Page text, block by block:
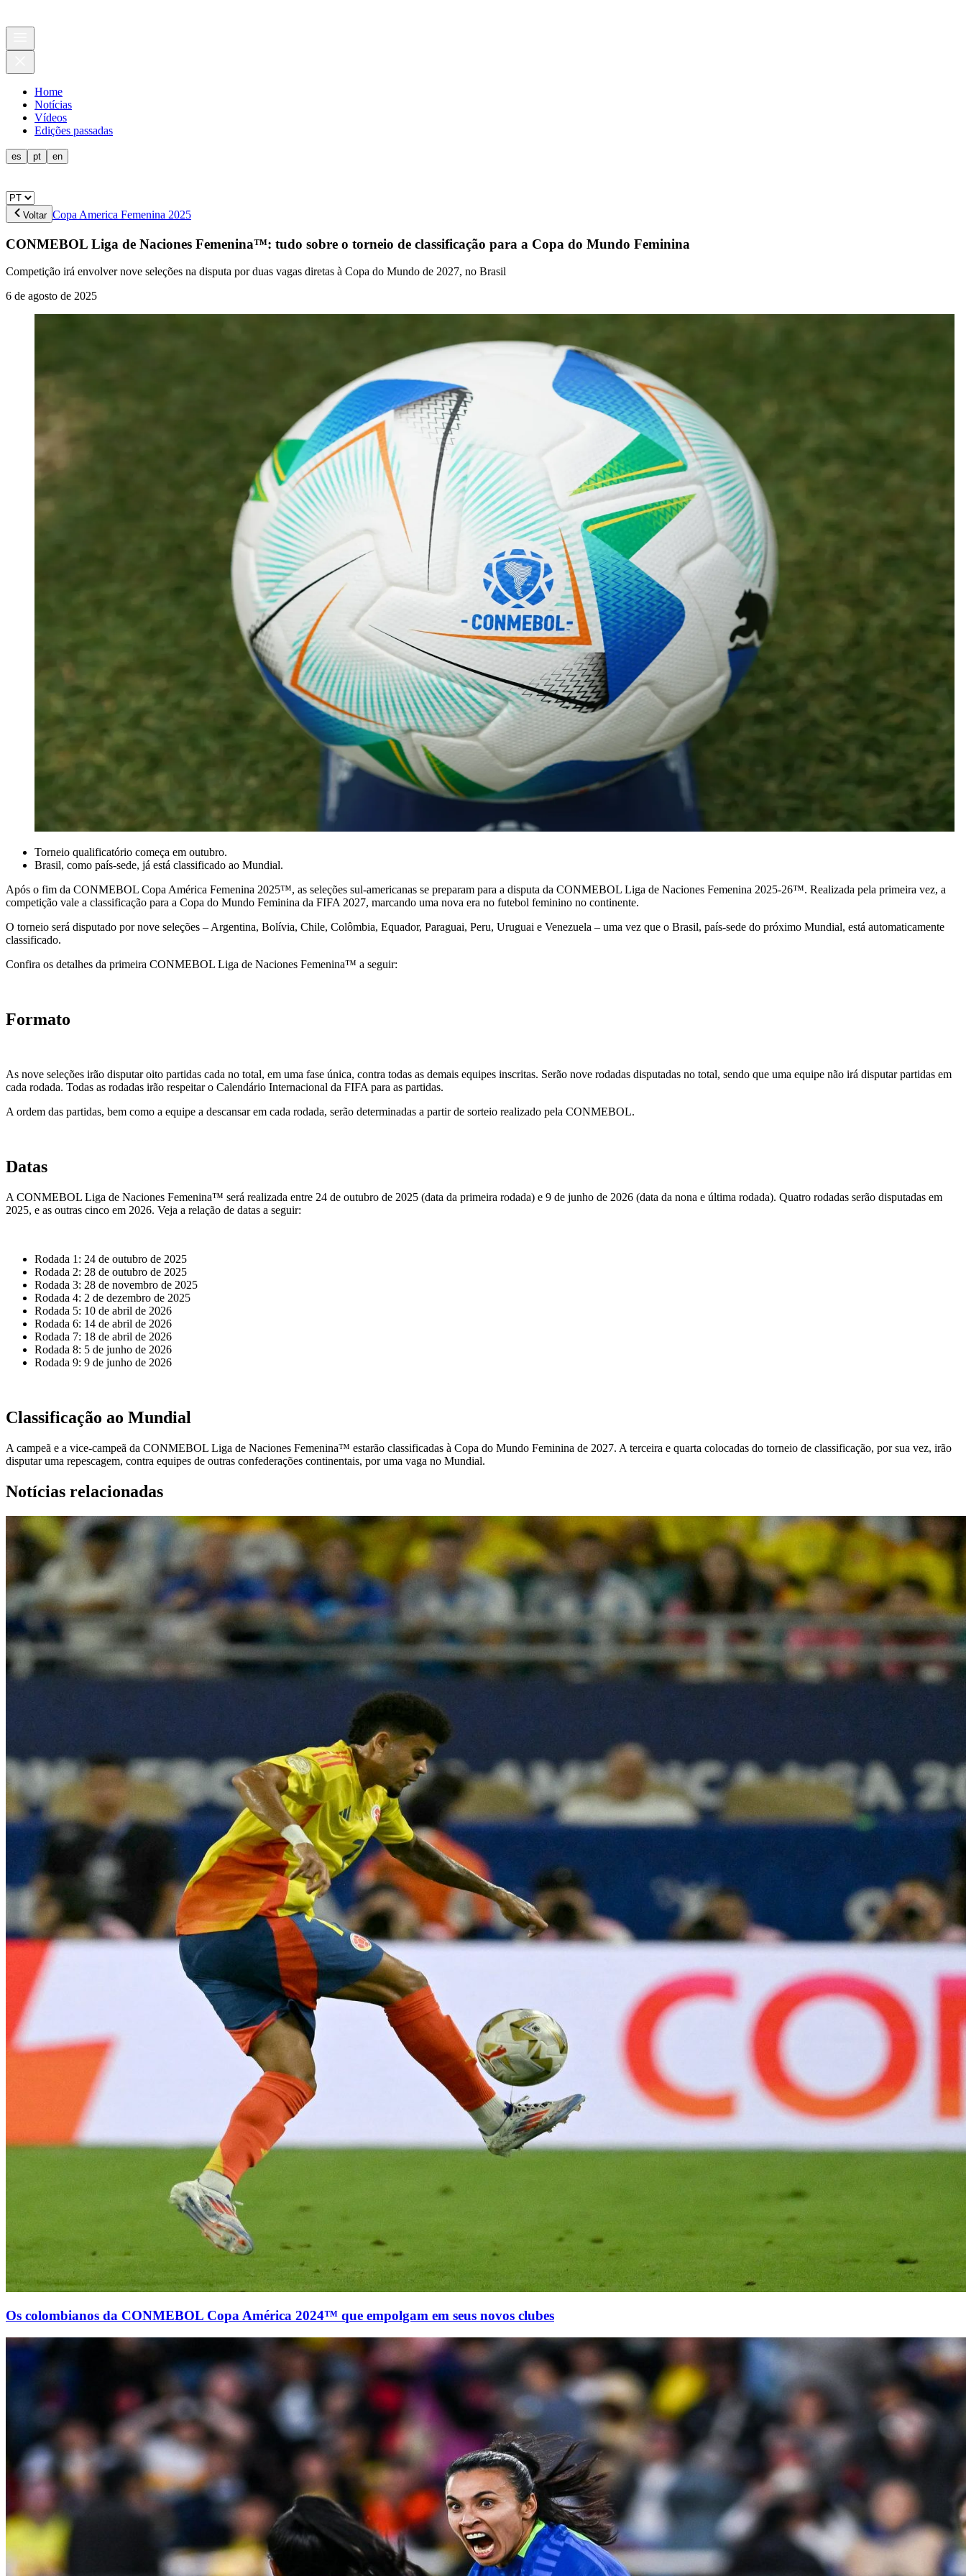
Home
Notícias
Vídeos
Edições passadas
es pt en
Voltar Copa America Femenina 2025
CONMEBOL Liga de Naciones Femenina™: tudo sobre o torneio de classificação para a Copa do Mundo Feminina
Competição irá envolver nove seleções na disputa por duas vagas diretas à Copa do Mundo de 2027, no Brasil
6 de agosto de 2025
Torneio qualificatório começa em outubro.
Brasil, como país-sede, já está classificado ao Mundial.
Após o fim da CONMEBOL Copa América Femenina 2025™, as seleções sul-americanas se preparam para a disputa da CONMEBOL Liga de Naciones Femenina 2025-26™. Realizada pela primeira vez, a
competição vale a classificação para a Copa do Mundo Feminina da FIFA 2027, marcando uma nova era no futebol feminino no continente.
O torneio será disputado por nove seleções – Argentina, Bolívia, Chile, Colômbia, Equador, Paraguai, Peru, Uruguai e Venezuela – uma vez que o Brasil, país-sede do próximo Mundial, está automaticamente
classificado.
Confira os detalhes da primeira CONMEBOL Liga de Naciones Femenina™ a seguir:
Formato
As nove seleções irão disputar oito partidas cada no total, em uma fase única, contra todas as demais equipes inscritas. Serão nove rodadas disputadas no total, sendo que uma equipe não irá disputar partidas em
cada rodada. Todas as rodadas irão respeitar o Calendário Internacional da FIFA para as partidas.
A ordem das partidas, bem como a equipe a descansar em cada rodada, serão determinadas a partir de sorteio realizado pela CONMEBOL.
Datas
A CONMEBOL Liga de Naciones Femenina™ será realizada entre 24 de outubro de 2025 (data da primeira rodada) e 9 de junho de 2026 (data da nona e última rodada). Quatro rodadas serão disputadas em
2025, e as outras cinco em 2026. Veja a relação de datas a seguir:
Rodada 1: 24 de outubro de 2025
Rodada 2: 28 de outubro de 2025
Rodada 3: 28 de novembro de 2025
Rodada 4: 2 de dezembro de 2025
Rodada 5: 10 de abril de 2026
Rodada 6: 14 de abril de 2026
Rodada 7: 18 de abril de 2026
Rodada 8: 5 de junho de 2026
Rodada 9: 9 de junho de 2026
Classificação ao Mundial
A campeã e a vice-campeã da CONMEBOL Liga de Naciones Femenina™ estarão classificadas à Copa do Mundo Feminina de 2027. A terceira e quarta colocadas do torneio de classificação, por sua vez, irão
disputar uma repescagem, contra equipes de outras confederações continentais, por uma vaga no Mundial.
Notícias relacionadas
Os colombianos da CONMEBOL Copa América 2024™ que empolgam em seus novos clubes